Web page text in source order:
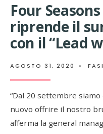
Four
riprende il
con il “Lead
AGOSTO 31, 2020 •
“Dal 20 settembre
nuovo offrire il nostro
afferma la general